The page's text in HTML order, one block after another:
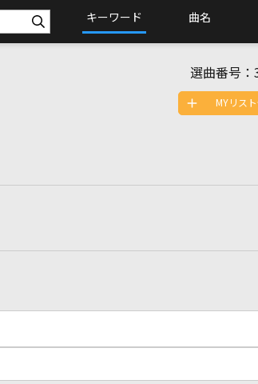
キーワード 曲名
選曲番号：
MYリス